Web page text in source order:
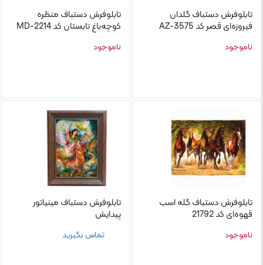
تابلو‌فرش دستباف گلدان
فیروزه‌ای قصر کد AZ-3575
ناموجود
تابلوفرش دستباف منظره
کوچه‌باغ تابستان کد MD-2214
ناموجود
تابلو‌فرش دستباف گله اسب
قهوه‌ای کد 21792
ناموجود
تابلو‌فرش دستباف مینیاتور
پیدایش
تماس بگیرید